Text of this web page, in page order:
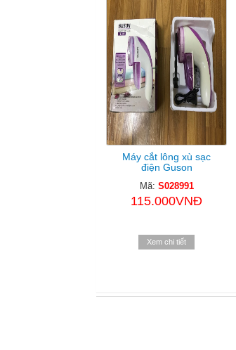
Máy cắt lông xù sạc
điện Guson
Mã: S028991
115.000VNĐ
Xem chi tiết